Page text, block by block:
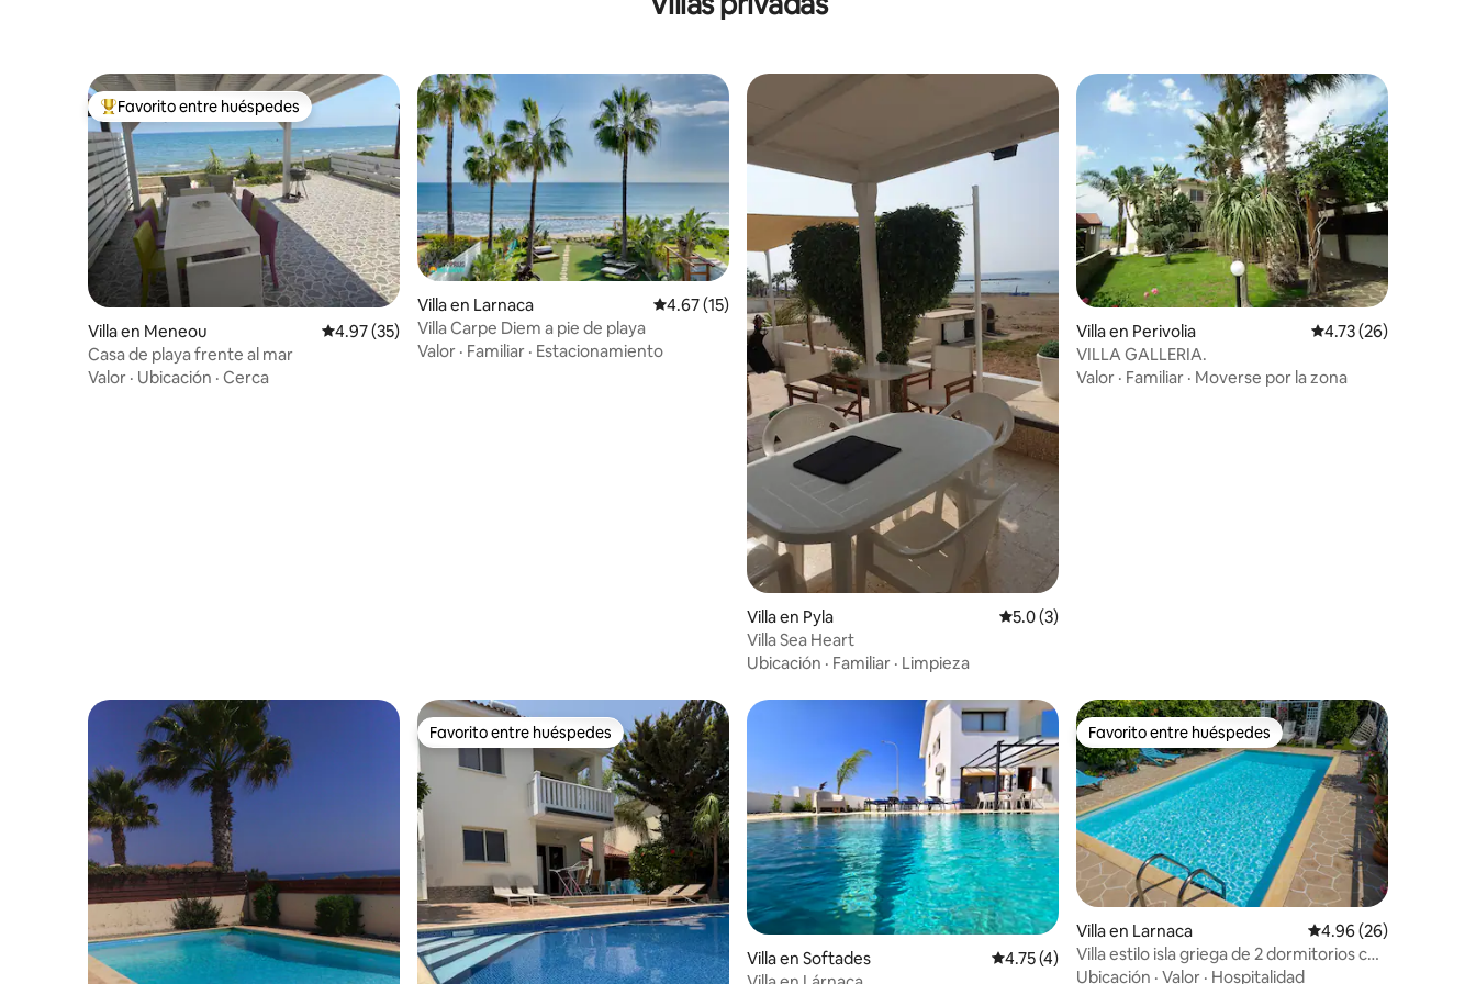
De los mejores en Favorito entre huéspedes
Favorito entre huéspedes
Villa en Meneou Calificación promedio: 4.97 de 5; 35 evaluaciones
4.97 (35)
Casa de playa frente al mar
Valor · Ubicación · Cerca
Villa en Larnaca Calificación promedio: 4.67 de 5; 15 evaluaciones
4.67 (15)
Villa Carpe Diem a pie de playa
Valor · Familiar · Estacionamiento
Villa en Pyla Calificación promedio: 5.0 de 5; 3 evaluaciones
5.0 (3)
Villa Sea Heart
Ubicación · Familiar · Limpieza
Villa en Perivolia Calificación
4.73 (26)
VILLA GALLERIA.
Valor · Familiar · Moverse por la zona
Favorito entre huéspedes
Favorito entre huéspedes
Villa en Softades Calificación promedio: 4.75 de 5; 4 evaluaciones
4.75 (4)
Favorito entre huéspedes
Favorito entre huéspedes
Villa en Larnaca Calificación
4.96 (26)
Villa estilo isla griega de 2 dormitorios con
piscina
Ubicación · Valor · Hospitalidad